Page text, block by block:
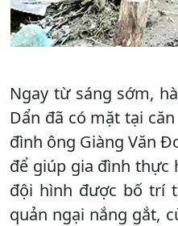
Ngay từ sáng sớm,
Dẩn đã có mặt tại
đình ông Giàng Văn
để giúp gia đình thực
đội hình được bố trí
quản ngại nắng gắt,